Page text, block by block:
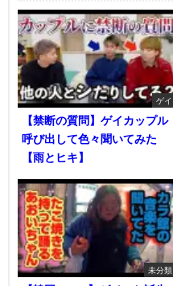
ゲイ
【禁断の質問】ゲイカップル
呼び出して色々聞いてみた
【雨とヒキ】
未分類